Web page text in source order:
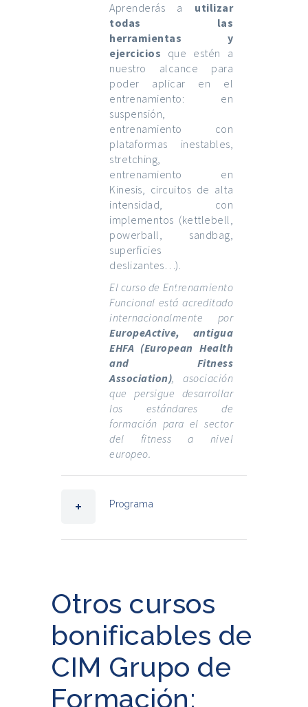
Aprenderás a utilizar
todas las
herramientas y
ejercicios que estén a
nuestro alcance para
poder aplicar en el
entrenamiento: en
suspensión,
entrenamiento con
plataformas inestables,
stretching,
entrenamiento en
Kinesis, circuitos de alta
intensidad, con
implementos (kettlebell,
powerball, sandbag,
superficies
deslizantes…).
El curso de Entrenamiento
Funcional está acreditado
internacionalmente por
EuropeActive, antigua
EHFA (European Health
and Fitness
Association), asociación
que persigue desarrollar
los estándares de
formación para el sector
del fitness a nivel
europeo.
Programa
Otros cursos
bonificables de
CIM Grupo de
Formación: